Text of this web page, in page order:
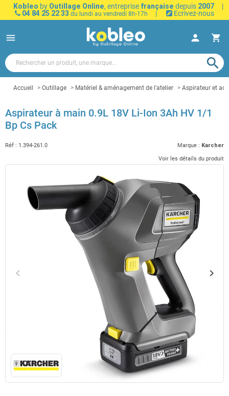
Kobleo by Outillage Online, entreprise française depuis 2007
|
04 84 25 22 33 du lundi au vendredi 8h-17h | Ecrivez-nous
menu person shopping_cart
search
Accueil Outillage Matériel & aménagement de l'atelier Aspirateur et
Aspirateur à main 0.9L 18V Li-Ion 3Ah HV 1/1
Bp Cs Pack
Réf : 1.394-261.0 Marque : Karcher
Voir les détails du produit
Précédent
keyboard_arrow_left keyboard_arrow_right